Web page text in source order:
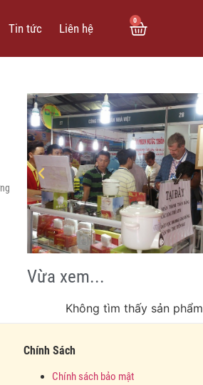
Tin tức Liên hệ
0
Vừa xem...
Không tìm thấy sản phẩm
Chính Sách
Chính sách bảo mật